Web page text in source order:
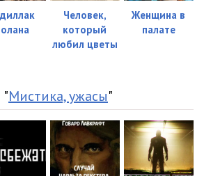
Человек,
который
любил цветы
Женщина в
палате
Мистика, ужасы"